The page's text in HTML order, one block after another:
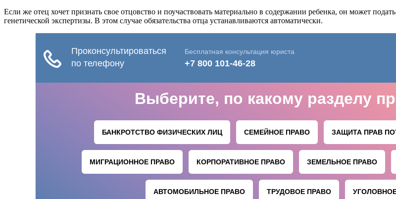
Если же отец хочет признать свое отцовство и поучаствовать материально в содержании ребенка, он может подать
генетической экспертизы. В этом случае обязательства отца устанавливаются автоматически.